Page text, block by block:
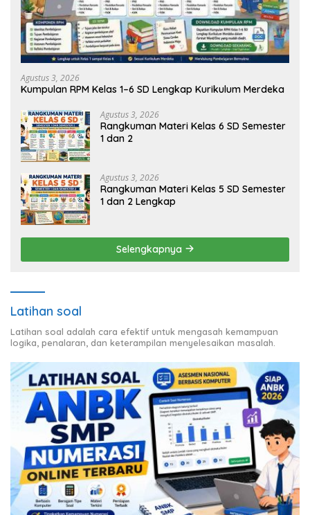
Agustus 3, 2026
Kumpulan RPM Kelas 1–6 SD Lengkap Kurikulum Merdeka
Agustus 3, 2026
Rangkuman Materi Kelas 6 SD Semester
1 dan 2
Agustus 3, 2026
Rangkuman Materi Kelas 5 SD Semester
1 dan 2 Lengkap
Selengkapnya
Latihan soal
Latihan soal adalah cara efektif untuk mengasah kemampuan
logika, penalaran, dan keterampilan menyelesaikan masalah.